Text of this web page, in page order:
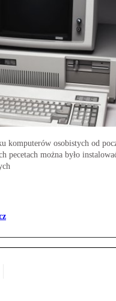
komputerów osobistych od
pecetach można było